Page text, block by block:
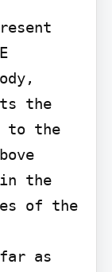
the
to the
the
of the
as